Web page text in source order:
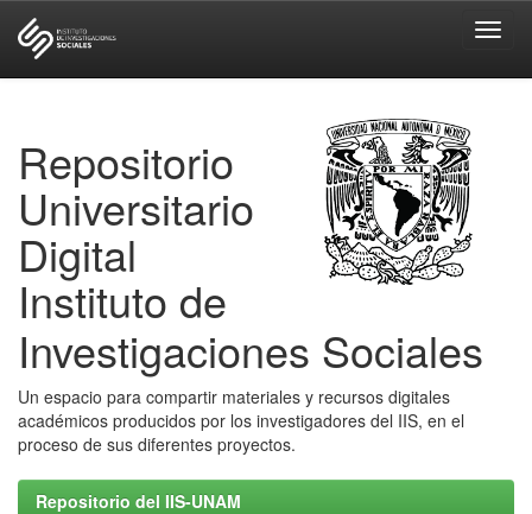
Repositorio
Universitario
Digital
Instituto de
Investigaciones Sociales
Un espacio para compartir materiales y recursos digitales
académicos producidos por los investigadores del IIS, en el
proceso de sus diferentes proyectos.
Repositorio del IIS-UNAM